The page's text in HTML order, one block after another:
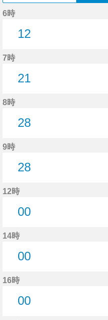
6時
12
7時
21
8時
28
9時
28
12時
00
14時
00
16時
00